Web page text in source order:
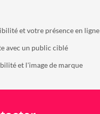
et votre présence en ligne
avec un public ciblé
et l'image de marque